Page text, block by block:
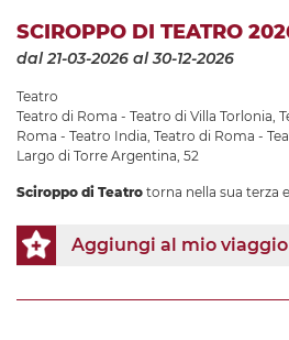
SCIROPPO DI TEATRO
dal 21-03-2026 al 30-12-2026
Teatro
Teatro di Roma - Teatro di Villa Torlonia,
Roma - Teatro India, Teatro di Roma -
Largo di Torre Argentina, 52
Sciroppo di Teatro torna nella sua terza
Aggiungi al mio viaggio